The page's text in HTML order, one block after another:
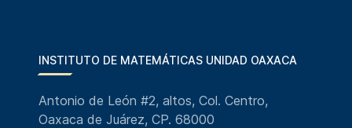
INSTITUTO DE MATEMÁTICAS UNIDAD OAXACA
Antonio de León #2, altos, Col. Centro,
Oaxaca de Juárez, CP. 68000